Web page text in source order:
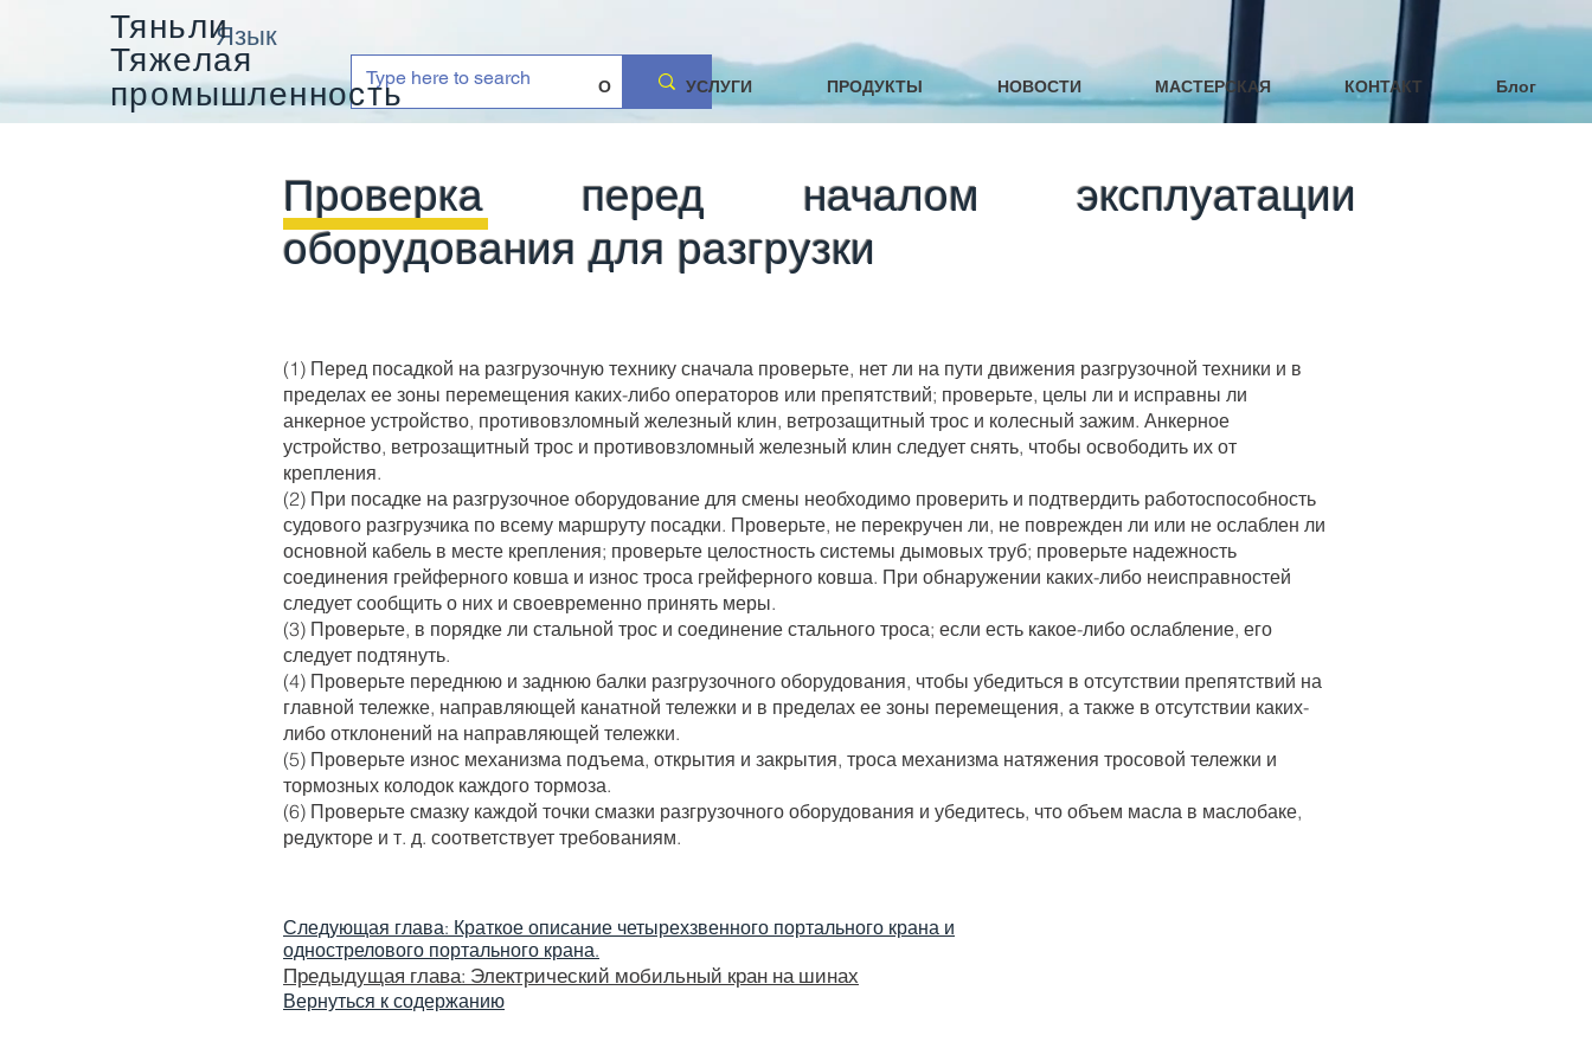
Тяньли
Тяжелая
промышленность
О УСЛУГИ ПРОДУКТЫ НОВОСТИ МАСТЕРСКАЯ КОНТАКТ Блог
Язык
Проверка перед началом эксплуатации
оборудования для разгрузки
(1) Перед посадкой на разгрузочную технику сначала проверьте, нет ли на пути движения разгрузочной техники и в
пределах ее зоны перемещения каких-либо операторов или препятствий; проверьте, целы ли и исправны ли
анкерное устройство, противовзломный железный клин, ветрозащитный трос и колесный зажим. Анкерное
устройство, ветрозащитный трос и противовзломный железный клин следует снять, чтобы освободить их от
крепления.
(2) При посадке на разгрузочное оборудование для смены необходимо проверить и подтвердить работоспособность
судового разгрузчика по всему маршруту посадки. Проверьте, не перекручен ли, не поврежден ли или не ослаблен ли
основной кабель в месте крепления; проверьте целостность системы дымовых труб; проверьте надежность
соединения грейферного ковша и износ троса грейферного ковша. При обнаружении каких-либо неисправностей
следует сообщить о них и своевременно принять меры.
(3) Проверьте, в порядке ли стальной трос и соединение стального троса; если есть какое-либо ослабление, его
следует подтянуть.
(4) Проверьте переднюю и заднюю балки разгрузочного оборудования, чтобы убедиться в отсутствии препятствий на
главной тележке, направляющей канатной тележки и в пределах ее зоны перемещения, а также в отсутствии каких-
либо отклонений на направляющей тележки.
(5) Проверьте износ механизма подъема, открытия и закрытия, троса механизма натяжения тросовой тележки и
тормозных колодок каждого тормоза.
(6) Проверьте смазку каждой точки смазки разгрузочного оборудования и убедитесь, что объем масла в маслобаке,
редукторе и т. д. соответствует требованиям.
Следующая глава: Краткое описание четырехзвенного портального крана и
однострелового портального крана.
Предыдущая глава: Электрический мобильный кран на шинах
Вернуться к содержанию